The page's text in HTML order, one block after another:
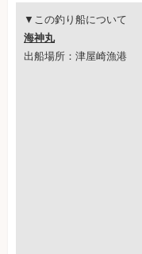
▼この釣り船について
海神丸
出船場所：津屋崎漁港